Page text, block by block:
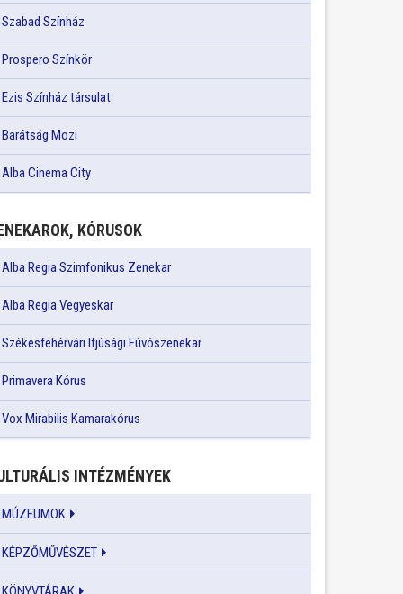
Szabad Színház
Prospero Színkör
Ezis Színház társulat
Barátság Mozi
Alba Cinema City
KÓRUSOK
Alba Regia Szimfonikus Zenekar
Alba Regia Vegyeskar
Székesfehérvári Ifjúsági Fúvószenekar
Primavera Kórus
Vox Mirabilis Kamarakórus
INTÉZMÉNYEK
MÚZEUMOK
KÉPZŐMŰVÉSZET